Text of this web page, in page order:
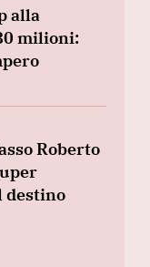
alla
milioni:
Roberto
destino